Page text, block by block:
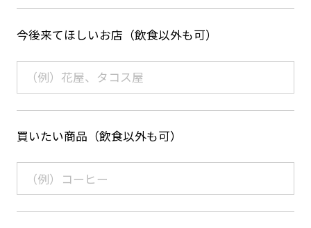
今後来てほしいお店（飲食以外も可）
買いたい商品（飲食以外も可）